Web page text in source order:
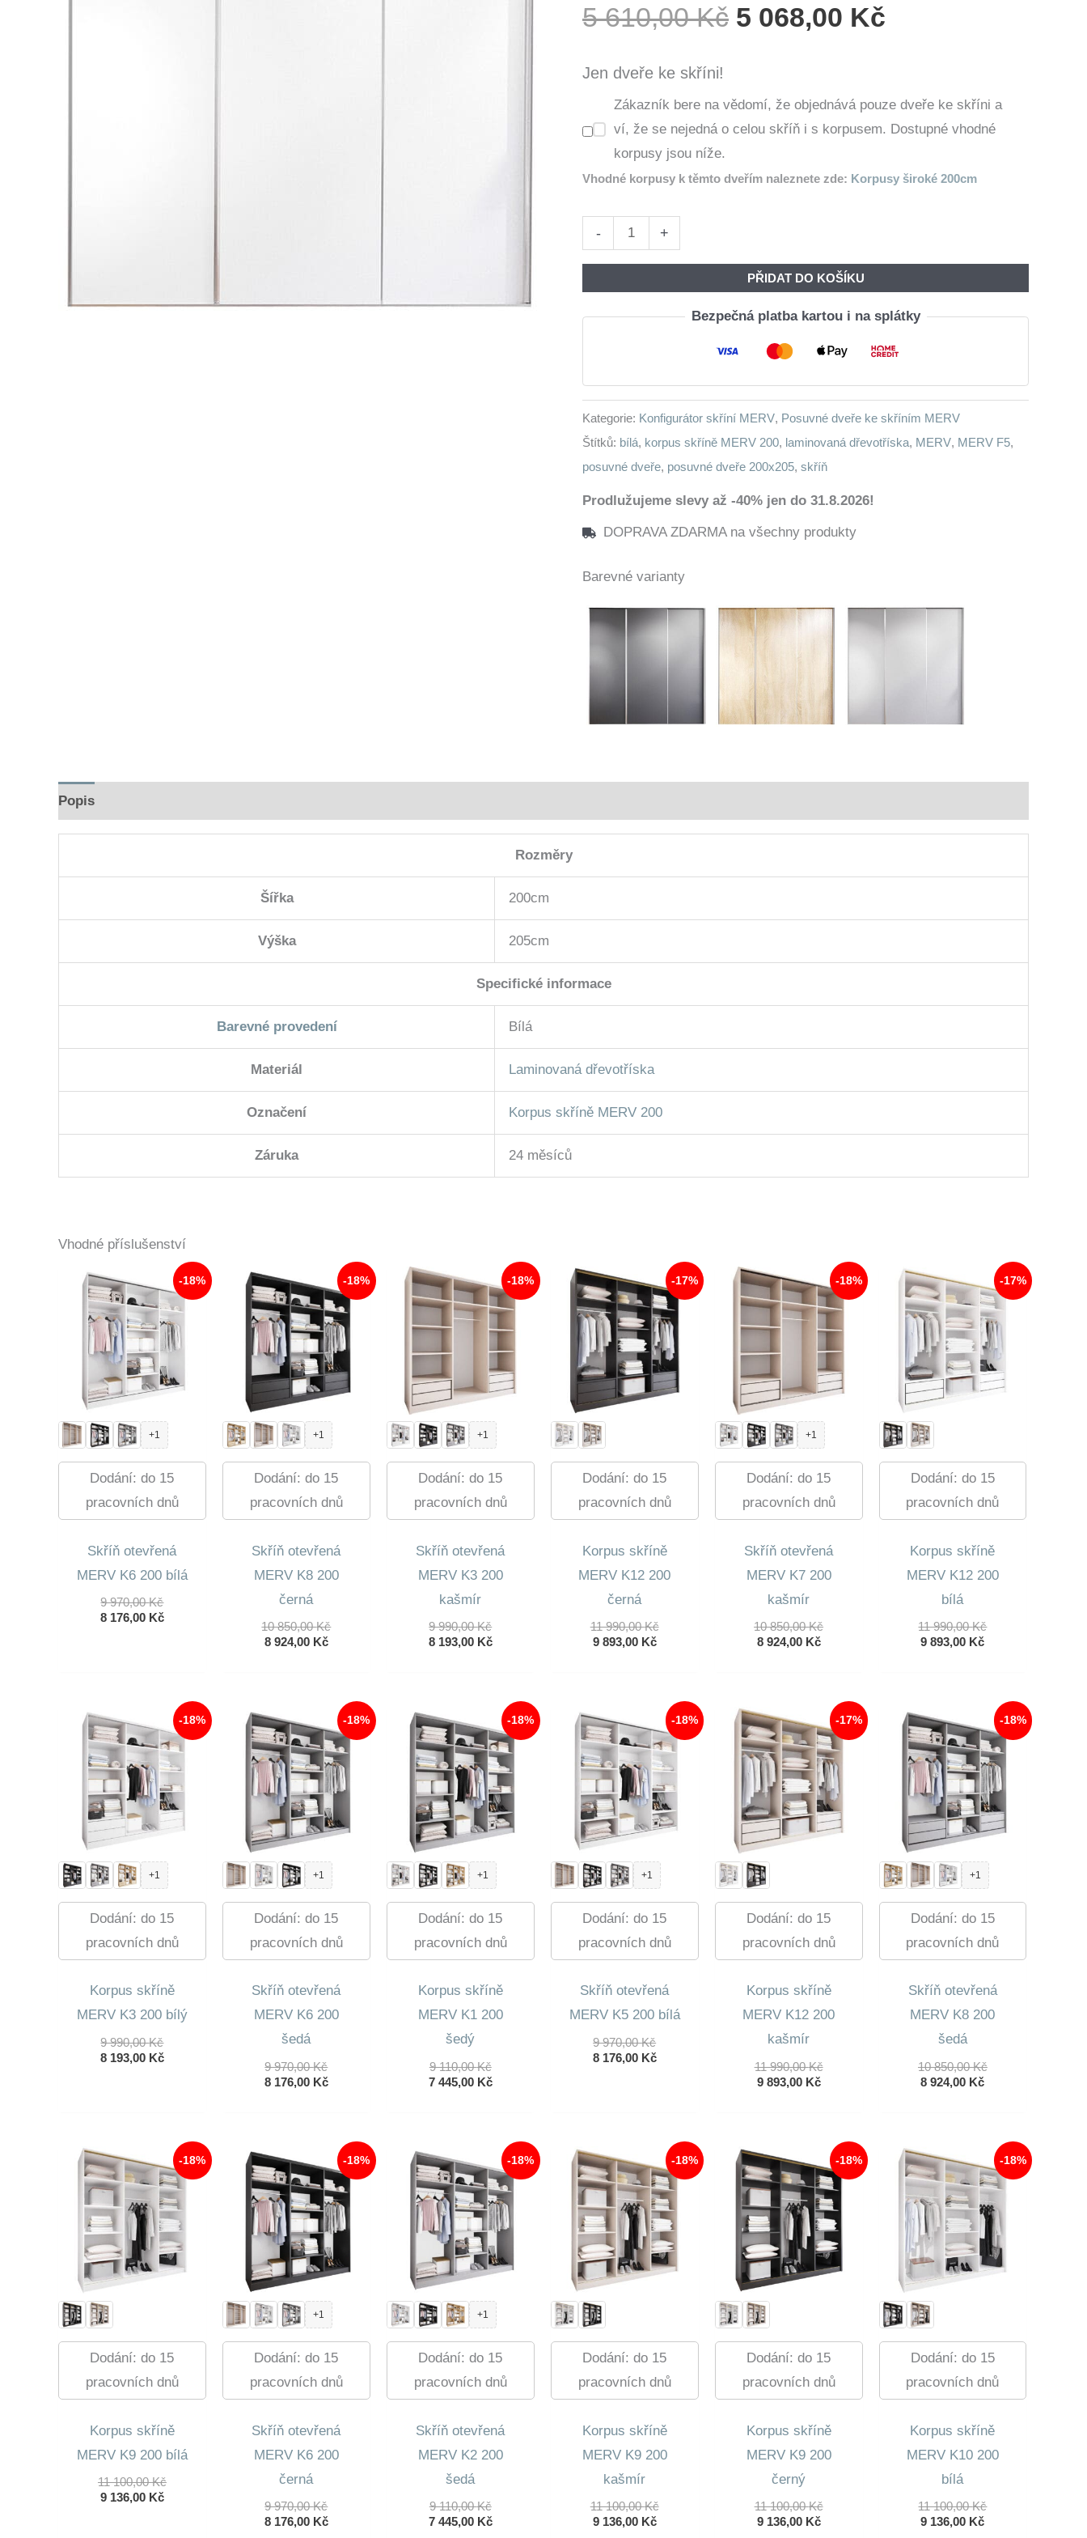
5 610,00Kč Původní
5
610,00 Kč.
5 068,00 Kč
5
068,00 Kč.
Jen dveře ke skříni!
Zákazník bere na vědomí, že objednává pouze dveře ke skříni a
ví, že se nejedná o celou skříň i s korpusem. Dostupné vhodné
korpusy jsou níže.
Vhodné korpusy k těmto dveřím naleznete zde: Korpusy široké 200cm
-
Posuvné
dveře
bílé
množství
+
PŘIDAT DO KOŠÍKU
Bezpečná platba kartou i na splátky
Kategorie: Konfigurátor skříní MERV, Posuvné dveře ke skříním MERV
Štítků: bílá, korpus skříně MERV 200, laminovaná dřevotříska, MERV, MERV F5,
posuvné dveře, posuvné dveře 200x205, skříň
Prodlužujeme slevy až -40% jen do 31.8.2026!
DOPRAVA ZDARMA na všechny produkty
Barevné varianty
Popis
Rozměry
Šířka 200cm
Výška 205cm
Specifické informace
Barevné provedení Bílá
Materiál Laminovaná dřevotříska
Označení Korpus skříně MERV 200
Záruka 24 měsíců
Vhodné příslušenství
-18%
+1
Dodání: do 15
pracovních dnů
Skříň otevřená
MERV K6 200 bílá
9 970,00KčPůvodní
Cena
8 176,00 KčAktuální
-18%
+1
Dodání: do 15
pracovních dnů
Skříň otevřená
MERV K8 200
černá
10 850,00KčPůvodní
8 924,00 KčAktuální
924,00 Kč.
-18%
+1
Dodání: do 15
pracovních dnů
Skříň otevřená
MERV K3 200
kašmír
9 990,00KčPůvodní
Cena
8 193,00 KčAktuální
193,00 Kč.
-17%
Dodání: do 15
pracovních dnů
Korpus skříně
MERV K12 200
černá
11 990,00KčPůvodní
9 893,00 KčAktuální
893,00 Kč.
-18%
+1
Dodání: do 15
pracovních dnů
Skříň otevřená
MERV K7 200
kašmír
10 850,00KčPůvodní
8 924,00 KčAktuální
924,00 Kč.
-17%
Dodání: do 15
pracovních dnů
Korpus skříně
MERV K12 200
bílá
11 990,00KčPůvodní
9 893,00 KčAktuální
893,00 Kč.
-18%
+1
Dodání: do 15
pracovních dnů
Korpus skříně
MERV K3 200 bílý
9 990,00KčPůvodní
Cena
8 193,00 KčAktuální
-18%
+1
Dodání: do 15
pracovních dnů
Skříň otevřená
MERV K6 200
šedá
9 970,00KčPůvodní
Cena
8 176,00 KčAktuální
176,00 Kč.
-18%
+1
Dodání: do 15
pracovních dnů
Korpus skříně
MERV K1 200
šedý
9 110,00KčPůvodní
Cena
7 445,00 KčAktuální
445,00 Kč.
-18%
+1
Dodání: do 15
pracovních dnů
Skříň otevřená
MERV K5 200 bílá
9 970,00KčPůvodní
Cena
8 176,00 KčAktuální
-17%
Dodání: do 15
pracovních dnů
Korpus skříně
MERV K12 200
kašmír
11 990,00KčPůvodní
9 893,00 KčAktuální
893,00 Kč.
-18%
+1
Dodání: do 15
pracovních dnů
Skříň otevřená
MERV K8 200
šedá
10 850,00KčPůvodní
8 924,00 KčAktuální
924,00 Kč.
-18%
Dodání: do 15
pracovních dnů
Korpus skříně
MERV K9 200 bílá
11 100,00KčPůvodní
9 136,00 KčAktuální
-18%
+1
Dodání: do 15
pracovních dnů
Skříň otevřená
MERV K6 200
černá
9 970,00KčPůvodní
Cena
8 176,00 KčAktuální
-18%
+1
Dodání: do 15
pracovních dnů
Skříň otevřená
MERV K2 200
šedá
9 110,00KčPůvodní
Cena
7 445,00 KčAktuální
-18%
Dodání: do 15
pracovních dnů
Korpus skříně
MERV K9 200
kašmír
11 100,00KčPůvodní
9 136,00 KčAktuální
-18%
Dodání: do 15
pracovních dnů
Korpus skříně
MERV K9 200
černý
11 100,00KčPůvodní
9 136,00 KčAktuální
-18%
Dodání: do 15
pracovních dnů
Korpus skříně
MERV K10 200
bílá
11 100,00KčPůvodní
9 136,00 KčAktuální